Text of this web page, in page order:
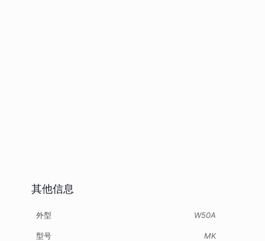
其他信息
外型 W50A
型号 MK